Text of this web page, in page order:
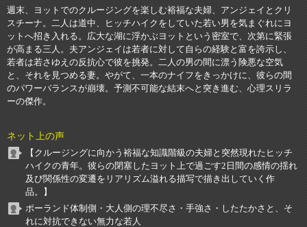
週末、ヨットでのクルージングを楽しむ裕福な夫婦、アンジェイとクリ
スチーナ。二人は道中、ヒッチハイクをしていた若い男を気まぐれにヨ
ットへ招き入れる。広大な湖に浮かぶヨットという密室で、次第に緊張
が高まる三人。夫アンジェイは若者に対して自らの経験と富を誇示し、
若者は若さゆえの反抗心で彼を挑発。二人の男の間に漂う険悪な空気
と、それを見つめる妻。やがて、一本のナイフをきっかけに、彼らの間
のパワーバランスが崩壊。予測不可能な結末へと突き進む、心理スリラ
ーの傑作。
ネット上の声
【クルージングに向かう裕福な知識階級の夫婦と突然現れたヒッチ
ハイクの青年。彼らの閉塞したヨット上で過ごす2日間の感情の揺れ
及び関係性の変遷をリアリズム溢れる描写で描き出していく作
品。】
ポーランド体制側・大人側の理不尽さ・手強さ・したたかさと、そ
れに対抗できない無力な若人